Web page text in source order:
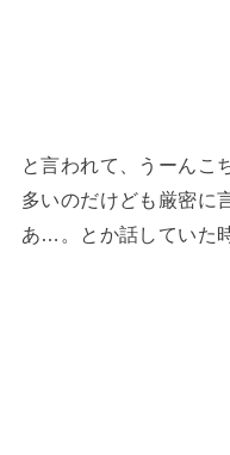
と言われて、うーんこ
多いのだけども厳密に
あ…。とか話していた時